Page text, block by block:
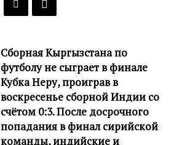
Сборная Кыргызстана по
футболу не сыграет в финале
Кубка Неру, проиграв в
воскресенье сборной Индии со
счётом 0:3. После досрочного
попадания в финал сирийской
команды, индийские и